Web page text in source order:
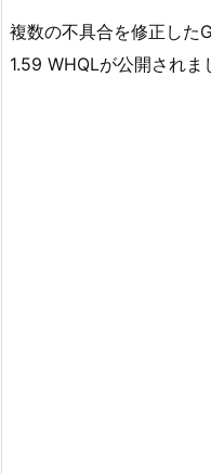
複数の不具合を修正した
1.59 WHQLが公開されま